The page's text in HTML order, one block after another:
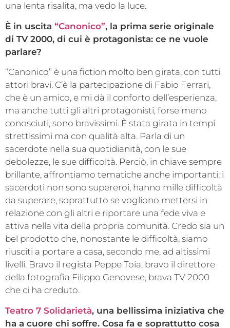
una lenta risalita, ma vedo la luce.
È in uscita “Canonico”, la prima serie originale
di TV 2000, di cui è protagonista: ce ne vuole
parlare?
“Canonico” è una fiction molto ben girata, con tutti
attori bravi. C’è la partecipazione di Fabio Ferrari,
che è un amico, e mi dà il conforto dell’esperienza,
ma anche tutti gli altri protagonisti, forse meno
conosciuti, sono bravissimi. È stata girata in tempi
strettissimi ma con qualità alta. Parla di un
sacerdote nella sua quotidianità, con le sue
debolezze, le sue difficoltà. Perciò, in chiave sempre
brillante, affrontiamo tematiche anche importanti: i
sacerdoti non sono supereroi, hanno mille difficoltà
da superare, soprattutto se vogliono mettersi in
relazione con gli altri e riportare una fede viva e
attiva nella vita della propria comunità. Credo sia un
bel prodotto che, nonostante le difficoltà, siamo
riusciti a portare a casa, secondo me, ad altissimi
livelli. Bravo il regista Peppe Toia, bravo il direttore
della fotografia Filippo Genovese, brava TV 2000
che ci ha creduto.
Teatro 7 Solidarietà, una bellissima iniziativa che
ha a cuore chi soffre. Cosa fa e soprattutto cosa